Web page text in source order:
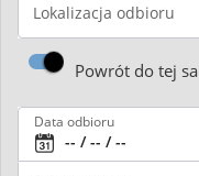
Lokalizacja odbioru
Powrót do tej
Data odbioru